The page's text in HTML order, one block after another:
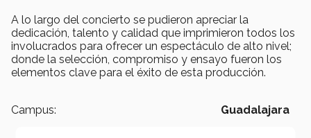
A lo largo del concierto se pudieron apreciar la
dedicación, talento y calidad que imprimieron todos los
involucrados para ofrecer un espectáculo de alto nivel;
donde la selección, compromiso y ensayo fueron los
elementos clave para el éxito de esta producción.
Campus: Guadalajara